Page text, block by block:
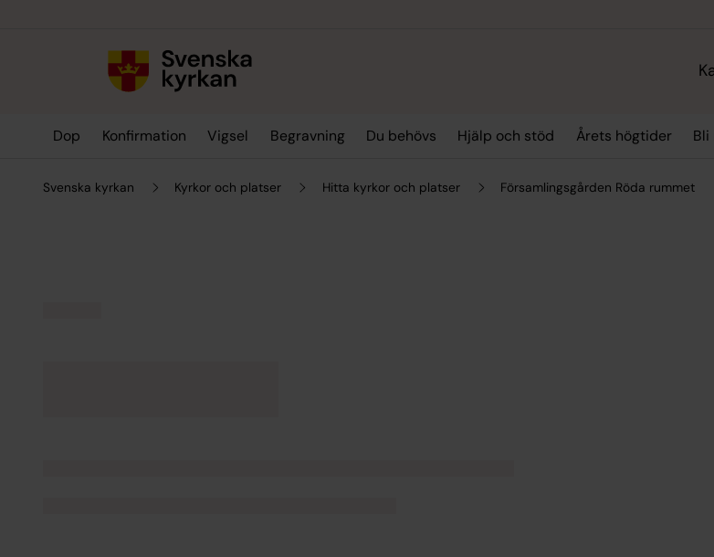
Dop Konfirmation Vigsel Begravning Du behövs Hjälp och stöd Årets högtider Bli
Svenska kyrkan Kyrkor och platser Hitta kyrkor och platser Församlingsgården Röda rummet